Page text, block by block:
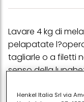
Lavare 4 kg di
pelapatate
tagliarle o a filetti
senso della
tagliate. appena
Henkel Italia Srl via